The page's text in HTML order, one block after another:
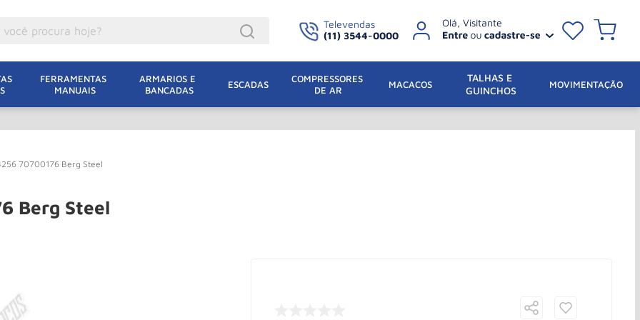
Televendas
(11) 3544-0000
FERRAMENTAS
MANUAIS
ARMARIOS E
BANCADAS
ESCADAS
COMPRESSORES
DE AR
MACACOS
TALHAS E
GUINCHOS
MOVIMENTAÇÃO
70700176 Berg Steel
Berg Steel